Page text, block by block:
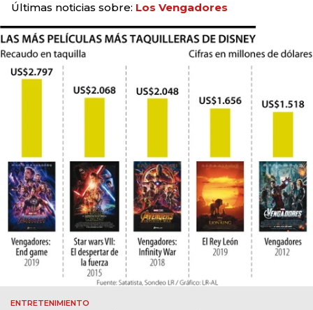
Últimas noticias sobre: Los Vengadores
ENTRETENIMIENTO